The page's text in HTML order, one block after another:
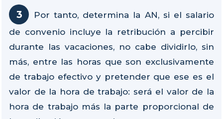
Por tanto, determina la AN, si el salario
de convenio incluye la retribución a percibir
durante las vacaciones, no cabe dividirlo, sin
más, entre las horas que son exclusivamente
de trabajo efectivo y pretender que ese es el
valor de la hora de trabajo: será el valor de la
hora de trabajo más la parte proporcional de